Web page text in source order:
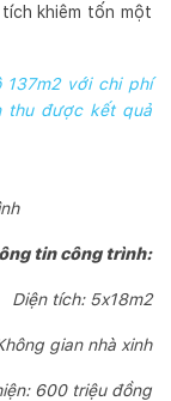
khiêm tốn một
137m2 với chi phí
thu được kết quả
tin công trình:
Diện tích: 5x18m2
gian nhà xinh
600 triệu đồng